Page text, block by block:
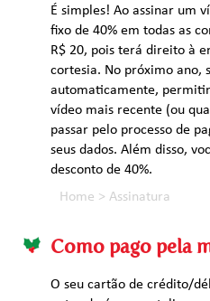
É simples! Ao assinar um
fixo de 40% em todas as
R$ 20, pois terá direito à
cortesia. No próximo ano,
automaticamente,
vídeo mais recente (ou
passar pelo processo de
seus dados. Além disso,
desconto de 40%.
Home > Assinatura
Como pago pela
O seu cartão de crédito/